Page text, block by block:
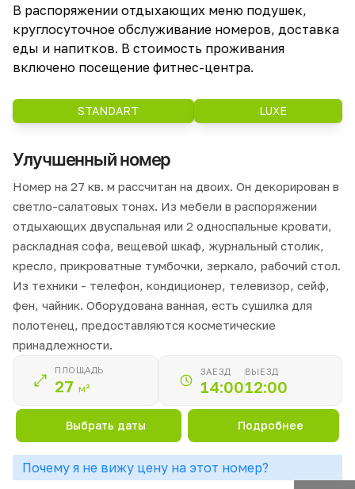
В распоряжении отдыхающих меню подушек,
круглосуточное обслуживание номеров, доставка
еды и напитков. В стоимость проживания
включено посещение фитнес-центра.
STANDART LUXE
Улучшенный номер
Номер на 27 кв. м рассчитан на двоих. Он декорирован в
светло-салатовых тонах. Из мебели в распоряжении
отдыхающих двуспальная или 2 односпальные кровати,
раскладная софа, вещевой шкаф, журнальный столик,
кресло, прикроватные тумбочки, зеркало, рабочий стол.
Из техники - телефон, кондиционер, телевизор, сейф,
фен, чайник. Оборудована ванная, есть сушилка для
полотенец, предоставляются косметические
принадлежности.
ПЛОЩАДЬ
27 м²
ЗАЕЗД
14:00
ВЫЕЗД
12:00
Выбрать даты Подробнее
Почему я не вижу цену на этот номер?